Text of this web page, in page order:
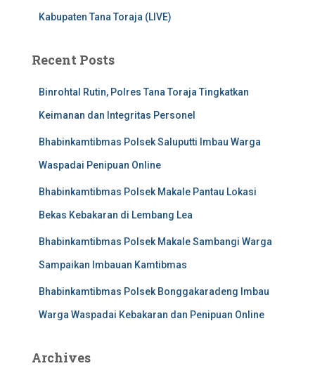
Kabupaten Tana Toraja (LIVE)
Recent Posts
Binrohtal Rutin, Polres Tana Toraja Tingkatkan
Keimanan dan Integritas Personel
Bhabinkamtibmas Polsek Saluputti Imbau Warga
Waspadai Penipuan Online
Bhabinkamtibmas Polsek Makale Pantau Lokasi
Bekas Kebakaran di Lembang Lea
Bhabinkamtibmas Polsek Makale Sambangi Warga
Sampaikan Imbauan Kamtibmas
Bhabinkamtibmas Polsek Bonggakaradeng Imbau
Warga Waspadai Kebakaran dan Penipuan Online
Archives